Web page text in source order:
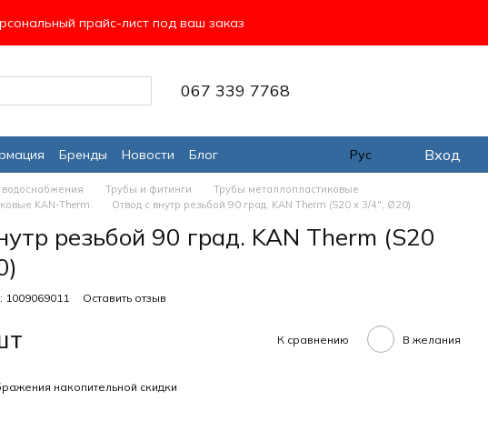
прайс-лист под ваш заказ
067 339 7768
Бренды Новости
Блог
Рус Вход
Трубы и фитинги
Трубы металлопластиковые
KAN-Therm
Отвод с внутр резьбой 90 град. KAN Therm (S20 х 3/4", Ø20)
резьбой 90 град. KAN Therm (S20
1009069011 Оставить отзыв
К сравнению В желания
накопительной скидки